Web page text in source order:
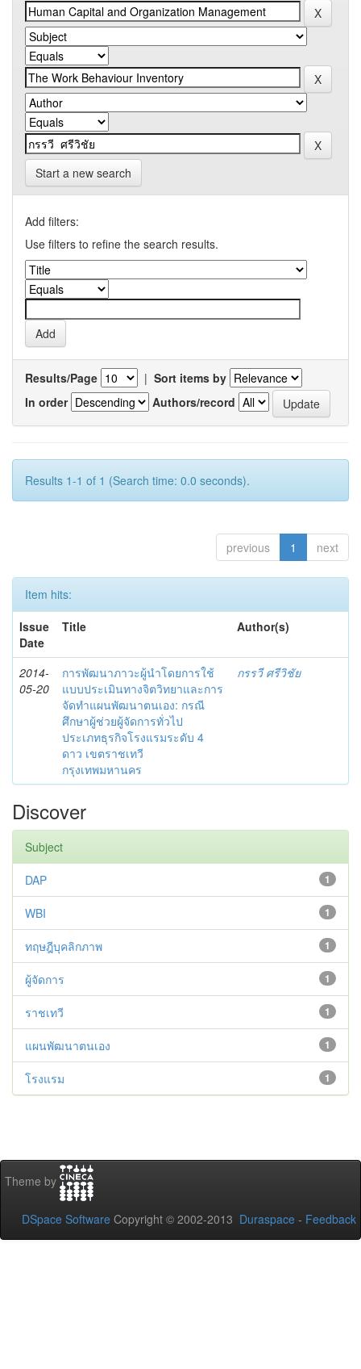
Start a new search
Add filters:
Use filters to refine the search results.
Results/Page | Sort items by
In order
Authors/record
Results 1-1 of 1 (Search time: 0.0 seconds).
previous 1 next
Item hits:
Issue
Date
Title Author(s)
2014-
05-20
การพัฒนาภาวะผู้นำโดยการใช้
แบบประเมินทางจิตวิทยาและการ
จัดทำแผนพัฒนาตนเอง: กรณี
ศึกษาผู้ช่วยผู้จัดการทั่วไป
ประเภทธุรกิจโรงแรมระดับ 4
ดาว เขตราชเทวี
กรุงเทพมหานคร
กรรวี ศรีวิชัย
Discover
Subject
1
DAP
1
WBI
1
ทฤษฎีบุคลิกภาพ
1
ผู้จัดการ
1
ราชเทวี
1
แผนพัฒนาตนเอง
1
โรงแรม
Theme by
DSpace Software Copyright © 2002-2013 Duraspace - Feedback